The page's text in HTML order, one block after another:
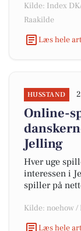
Kilde: Index
Raakilde
Læs hele
HUSSTAND
Online-
Jelling
Hver uge
interessen i
spiller på
Kilde: noehow /
Læs hele